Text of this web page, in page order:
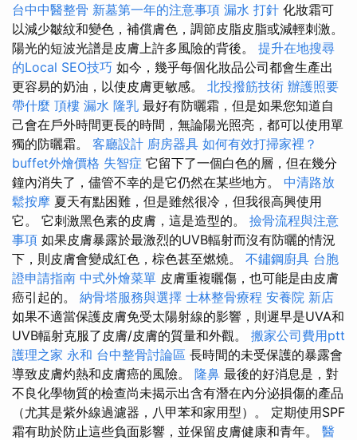
台中中醫整骨 新墓第一年的注意事項 漏水 打針 化妝霜可
以減少皺紋和變色，補償膚色，調節皮脂皮脂或減輕刺激。
陽光的短波光譜是皮膚上許多風險的背後。 提升在地搜尋
的Local SEO技巧 如今，幾乎每個化妝品公司都會生產出
更容易的奶油，以使皮膚更敏感。 北投撥筋技術 辦護照要
帶什麼 頂樓 漏水 隆乳 最好有防曬霜，但是如果您知道自
己會在戶外時間更長的時間，無論陽光照亮，都可以使用單
獨的防曬霜。 客廳設計 廚房器具 如何有效打掃家裡？
buffet外燴價格 失智症 它留下了一個白色的層，但在幾分
鐘內消失了，儘管不幸的是它仍然在某些地方。 中清路放
鬆按摩 夏天有點困難，但是雖然很冷，但我很高興使用
它。 它刺激黑色素的皮膚，這是造型的。 撿骨流程與注意
事項 如果皮膚暴露於最激烈的UVB輻射而沒有防曬的情況
下，則皮膚會變成紅色，棕色甚至燃燒。 不鏽鋼廚具 台胞
證申請指南 中式外燴菜單 皮膚重複曬傷，也可能是由皮膚
癌引起的。 納骨塔服務與選擇 士林整骨療程 安養院 新店
如果不適當保護皮膚免受太陽射線的影響，則遲早是UVA和
UVB輻射克服了皮膚/皮膚的質量和外觀。 搬家公司費用ptt
護理之家 永和 台中整骨討論區 長時間的未受保護的暴露會
導致皮膚灼熱和皮膚癌的風險。 隆鼻 最後的好消息是，對
不良化學物質的檢查尚未揭示出含有潛在內分泌損傷的產品
（尤其是紫外線過濾器，八甲苯和家用型）。 定期使用SPF
霜有助於防止這些負面影響，並保留皮膚健康和青年。 醫